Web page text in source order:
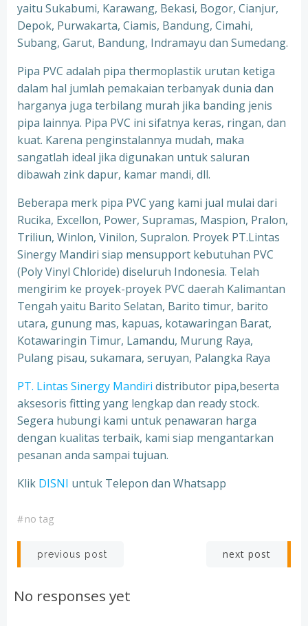
yaitu Sukabumi, Karawang, Bekasi, Bogor, Cianjur,
Depok, Purwakarta, Ciamis, Bandung, Cimahi,
Subang, Garut, Bandung, Indramayu dan Sumedang.
Pipa PVC adalah pipa thermoplastik urutan ketiga
dalam hal jumlah pemakaian terbanyak dunia dan
harganya juga terbilang murah jika banding jenis
pipa lainnya. Pipa PVC ini sifatnya keras, ringan, dan
kuat. Karena penginstalannya mudah, maka
sangatlah ideal jika digunakan untuk saluran
dibawah zink dapur, kamar mandi, dll.
Beberapa merk pipa PVC yang kami jual mulai dari
Rucika, Excellon, Power, Supramas, Maspion, Pralon,
Triliun, Winlon, Vinilon, Supralon. Proyek PT.Lintas
Sinergy Mandiri siap mensupport kebutuhan PVC
(Poly Vinyl Chloride) diseluruh Indonesia. Telah
mengirim ke proyek-proyek PVC daerah Kalimantan
Tengah yaitu Barito Selatan, Barito timur, barito
utara, gunung mas, kapuas, kotawaringan Barat,
Kotawaringin Timur, Lamandu, Murung Raya,
Pulang pisau, sukamara, seruyan, Palangka Raya
PT. Lintas Sinergy Mandiri distributor pipa,beserta
aksesoris fitting yang lengkap dan ready stock.
Segera hubungi kami untuk penawaran harga
dengan kualitas terbaik, kami siap mengantarkan
pesanan anda sampai tujuan.
Klik DISNI untuk Telepon dan Whatsapp
#no tag
Post
navigation
previous post next post
No responses yet